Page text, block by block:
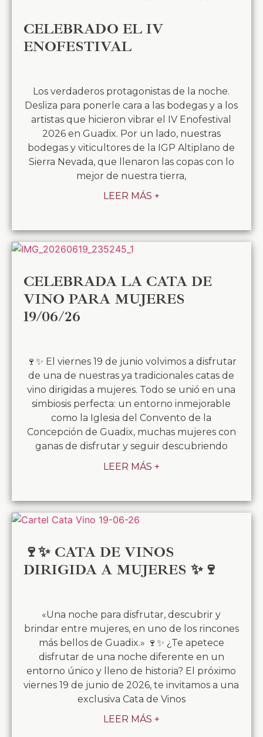
CELEBRADO EL IV
ENOFESTIVAL
Los verdaderos protagonistas de la noche.
Desliza para ponerle cara a las bodegas y a los
artistas que hicieron vibrar el IV Enofestival
2026 en Guadix. Por un lado, nuestras
bodegas y viticultores de la IGP Altiplano de
Sierra Nevada, que llenaron las copas con lo
mejor de nuestra tierra,
LEER MÁS +
CELEBRADA LA CATA DE
VINO PARA MUJERES
19/06/26
🍷✨ El viernes 19 de junio volvimos a disfrutar
de una de nuestras ya tradicionales catas de
vino dirigidas a mujeres. Todo se unió en una
simbiosis perfecta: un entorno inmejorable
como la Iglesia del Convento de la
Concepción de Guadix, muchas mujeres con
ganas de disfrutar y seguir descubriendo
LEER MÁS +
🍷✨ CATA DE VINOS
DIRIGIDA A MUJERES ✨🍷
«Una noche para disfrutar, descubrir y
brindar entre mujeres, en uno de los rincones
más bellos de Guadix.» 🍷✨ ¿Te apetece
disfrutar de una noche diferente en un
entorno único y lleno de historia? El próximo
viernes 19 de junio de 2026, te invitamos a una
exclusiva Cata de Vinos
LEER MÁS +